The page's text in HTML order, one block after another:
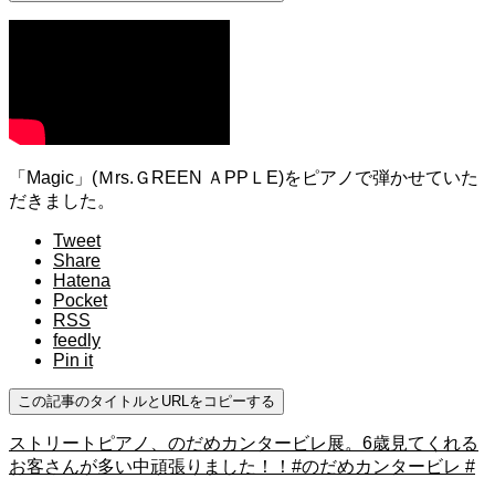
「Magic」(Ｍrs.ＧREEN ＡPPＬE)をピアノで弾かせていた
だきました。
Tweet
Share
Hatena
Pocket
RSS
feedly
Pin it
この記事のタイトルとURLをコピーする
ストリートピアノ、のだめカンタービレ展。6歳見てくれる
お客さんが多い中頑張りました！！#のだめカンタービレ #